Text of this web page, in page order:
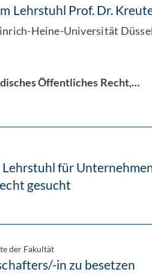
Lehrstuhl Prof. Dr.
Heine-Universität
Öffentliches Recht,…
für
gesucht
der Fakultät
in zu besetzen